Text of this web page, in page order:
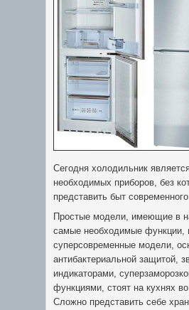
Сегодня холодильник
необходимых приборов, без
представить быт
Простые модели, имеющие в
самые необходимые функции,
суперсовременные модели,
антибактериальной защитой,
индикаторами,
функциями, стоят на кухнях
Сложно представить себе